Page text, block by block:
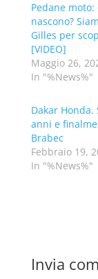
Pedane moto:
nascono?
Gilles per
[VIDEO]
Maggio 26,
In "%News%"
Dakar Honda.
anni e
Brabec
Febbraio 19,
In "%News%"
Invia